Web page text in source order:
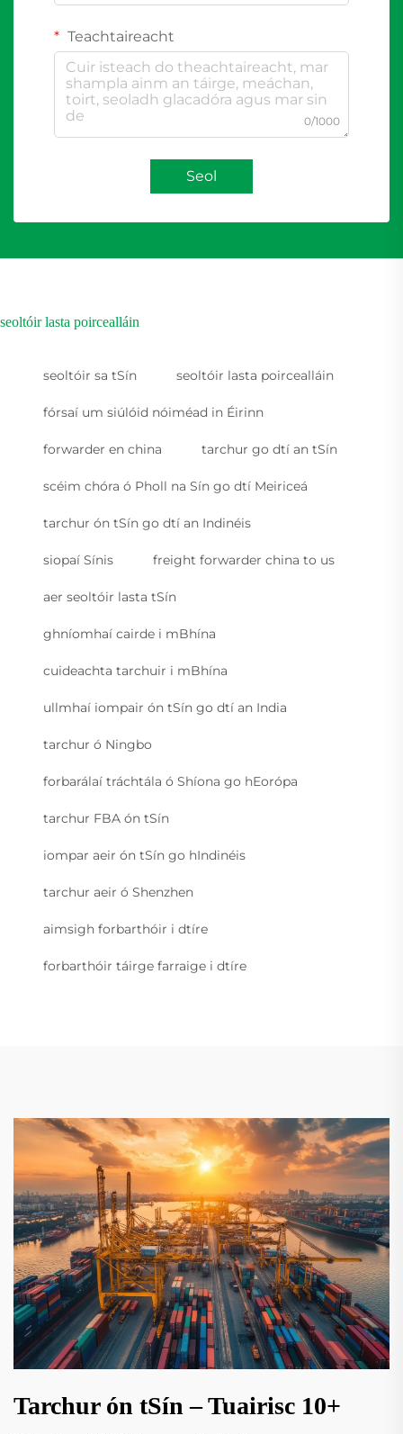
Teachtaireacht
0/1000
Seol
seoltóir lasta poircealláin
seoltóir sa tSín seoltóir lasta poircealláin
fórsaí um siúlóid nóiméad in Éirinn
forwarder en china tarchur go dtí an tSín
scéim chóra ó Pholl na Sín go dtí Meiriceá
tarchur ón tSín go dtí an Indinéis
siopaí Sínis freight forwarder china to us
aer seoltóir lasta tSín
ghníomhaí cairde i mBhína
cuideachta tarchuir i mBhína
ullmhaí iompair ón tSín go dtí an India
tarchur ó Ningbo
forbarálaí tráchtála ó Shíona go hEorópa
tarchur FBA ón tSín
iompar aeir ón tSín go hIndinéis
tarchur aeir ó Shenzhen
aimsigh forbarthóir i dtíre
forbarthóir táirge farraige i dtíre
Tarchur ón tSín – Tuairisc 10+